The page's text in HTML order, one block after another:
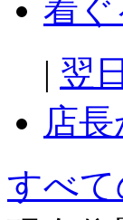
着ぐ
| 翌
店
すべて